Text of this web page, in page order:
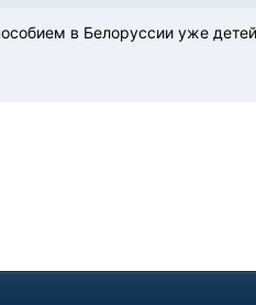
в Белоруссии уже